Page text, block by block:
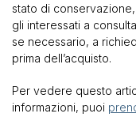
stato di
gli interessati a
se necessario, a
prima dell’acquisto.
Per vedere questo
informazioni, puoi